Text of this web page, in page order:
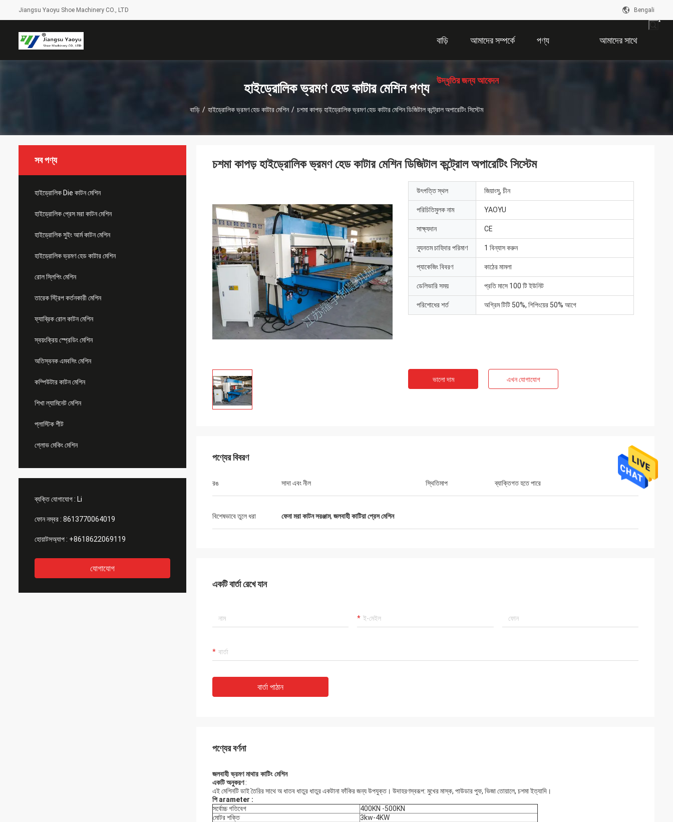
Jiangsu Yaoyu Shoe Machinery CO., LTD Bengali
বাড়ি আমাদের সম্পর্কে পণ্য আমাদের সাথে
যোগাযোগ করুন
উদ্ধৃতির জন্য আবেদন
হাইড্রোলিক ভ্রমণ হেড কাটার মেশিন পণ্য
বাড়ি / হাইড্রোলিক ভ্রমণ হেড কাটার মেশিন / চশমা কাপড় হাইড্রোলিক ভ্রমণ হেড কাটার মেশিন ডিজিটাল কন্ট্রোল অপারেটিং সিস্টেম
সব পণ্য
হাইড্রোলিক Die কাটন মেশিন
হাইড্রোলিক প্রেস মরা কাটন মেশিন
হাইড্রোলিক সুইং আর্ম কাটন মেশিন
হাইড্রোলিক ভ্রমণ হেড কাটার মেশিন
রোল স্লিপিং মেশিন
তারেক স্ট্রিপ কর্তনকারী মেশিন
ফ্যাব্রিক রোল কাটন মেশিন
স্বয়ংক্রিয় স্প্রেডিং মেশিন
অতিস্বনক এমবসিং মেশিন
কম্পিউটার কাটন মেশিন
শিখা ল্যামিনেট মেশিন
প্লাস্টিক শীট
গ্লোভ মেকিং মেশিন
ব্যক্তি যোগাযোগ : Li
ফোন নম্বর : 8613770064019
হোয়াটসঅ্যাপ : +8618622069119
যোগাযোগ
চশমা কাপড় হাইড্রোলিক ভ্রমণ হেড কাটার মেশিন ডিজিটাল কন্ট্রোল অপারেটিং সিস্টেম
উৎপত্তি স্থল জিয়াংসু, চীন
পরিচিতিমুলক নাম YAOYU
সাক্ষ্যদান CE
ন্যূনতম চাহিদার পরিমাণ 1 বিন্যাস করুন
প্যাকেজিং বিবরণ কাঠের মামলা
ডেলিভারি সময় প্রতি মাসে 100 টি ইউনিট
পরিশোধের শর্ত অগ্রিম টিটি 50%, শিপিংয়ের 50% আগে
ভালো দাম এখন যোগাযোগ
পণ্যের বিবরণ
রঙ সাদা এবং নীল স্থিতিমাপ ব্যাক্তিগত হতে পারে
বিশেষভাবে তুলে ধরা ফেনা মরা কাটন সরঞ্জাম, জলবাহী কাটিয়া প্রেস মেশিন
একটি বার্তা রেখে যান
বার্তা পাঠান
পণ্যের বর্ণনা
জলবাহী ভ্রমণ মাথার কাটিং মেশিন
একটিঅনুকরণ:
এই মেশিনটি ডাই তৈরির সাথে অ ধাতব ধাতুর ধাতুর একটানা ফাঁকির জন্য উপযুক্ত। উদাহরণস্বরূপ: মুখের মাস্ক, পাউডার পুফ, ভিজা তোয়ালে, চশমা ইত্যাদি।
পি arameter :
সর্বোচ্চ গতিবেগ
400KN -500KN
মোটর শক্তি
3kw-4KW